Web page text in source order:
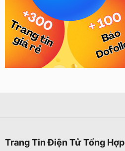
Trang Tin Điện Tử Tổng Hợp